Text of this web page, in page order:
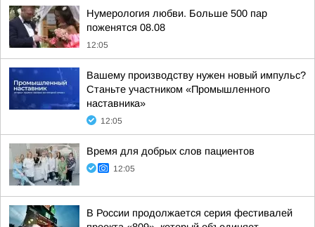
Нумерология любви. Больше 500 пар
поженятся 08.08
12:05
Вашему производству нужен новый импульс?
Станьте участником «Промышленного
наставника»
12:05
Время для добрых слов пациентов
12:05
В России продолжается серия фестивалей